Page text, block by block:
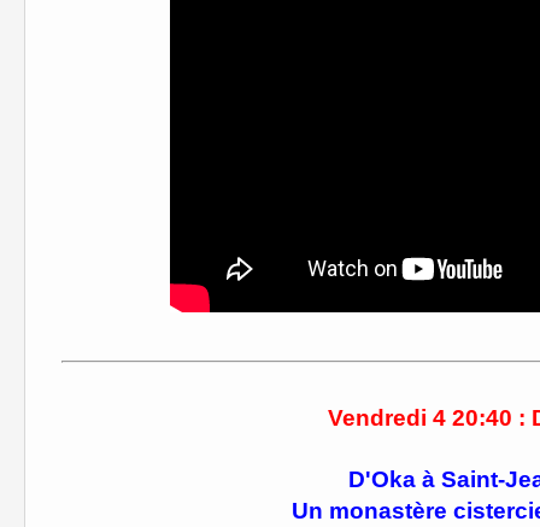
Vendredi 4 20:40 :
D'Oka à Saint-
Un monastère